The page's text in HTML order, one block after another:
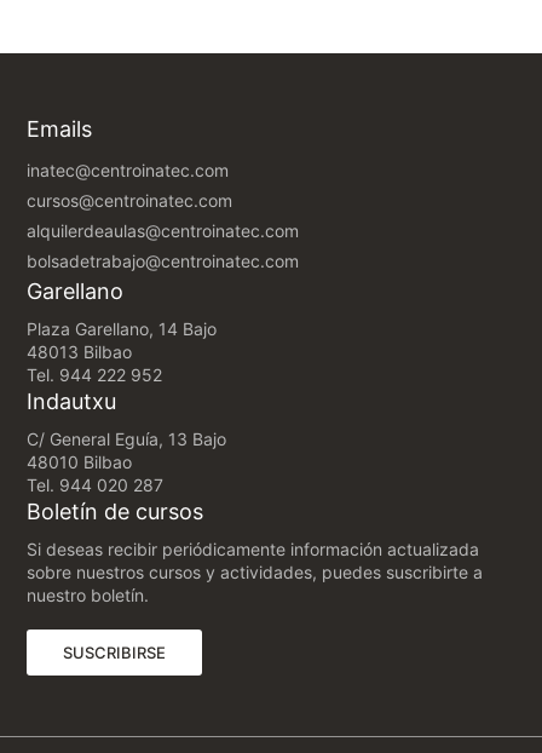
Emails
inatec@centroinatec.com
cursos@centroinatec.com
alquilerdeaulas@centroinatec.com
bolsadetrabajo@centroinatec.com
Garellano
Plaza Garellano, 14 Bajo
48013 Bilbao
Tel. 944 222 952
Indautxu
C/ General Eguía, 13 Bajo
48010 Bilbao
Tel. 944 020 287
Boletín de cursos
Si deseas recibir periódicamente información actualizada
sobre nuestros cursos y actividades, puedes suscribirte a
nuestro boletín.
SUSCRIBIRSE